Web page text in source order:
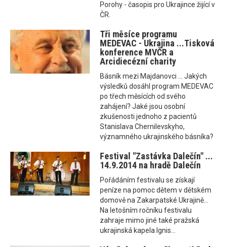
Porohy - časopis pro Ukrajince žijící v
ČR.
Tři měsíce programu
MEDEVAC - Ukrajina ...Tisková
konference MVČR a
Arcidiecézní charity
Básník mezi Majdanovci ... Jakých
výsledků dosáhl program MEDEVAC
po třech měsících od svého
zahájení? Jaké jsou osobní
zkušenosti jednoho z pacientů
Stanislava Chernilevskyho,
významného ukrajinského básníka?
Festival "Zastávka Dalečín" ...
14.9.2014 na hradě Dalečín
Pořádáním festivalu se získají
peníze na pomoc dětem v dětském
domově na Zakarpatské Ukrajině...
Na letošním ročníku festivalu
zahraje mimo jiné také pražská
ukrajinská kapela Ignis...